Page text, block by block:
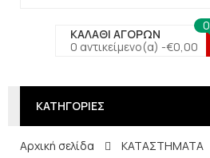
ΚΑΛΑΘΙ ΑΓΟΡΩΝ
0 αντικείμενο(α) -€0,00
0
ΚΑΤΗΓΟΡΙΕΣ
Αρχική σελίδα ΚΑΤΑΣΤΗΜΑΤΑ